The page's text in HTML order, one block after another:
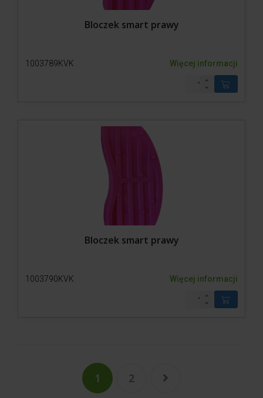
Bloczek smart prawy
1003789KVK Więcej informacji
Bloczek smart prawy
1003790KVK Więcej informacji
1 2